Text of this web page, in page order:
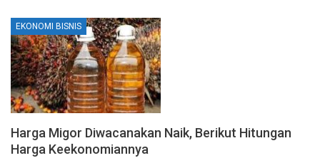
EKONOMI BISNIS
Harga Migor Diwacanakan Naik, Berikut Hitungan
Harga Keekonomiannya